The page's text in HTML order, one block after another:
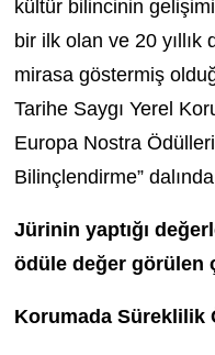
kültür bilincinin
bir ilk olan ve 20
mirasa göstermiş
Tarihe Saygı Yerel
Europa Nostra
Bilinçlendirme”
Jürinin yaptığı
ödüle değer görülen
Korumada Süreklilik